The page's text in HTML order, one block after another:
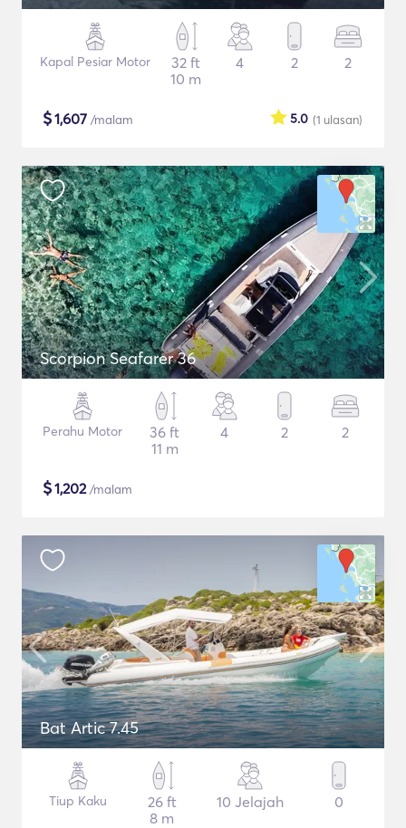
Kapal Pesiar Motor
32 ft
10 m
4 2 2
$1,607 /malam (1 ulasan)
5.0
Scorpion Seafarer 36
Perahu Motor
36 ft
11 m
4 2 2
$1,202/malam
Bat Artic 7.45
Tiup Kaku
26 ft
8 m
10 Jelajah 0